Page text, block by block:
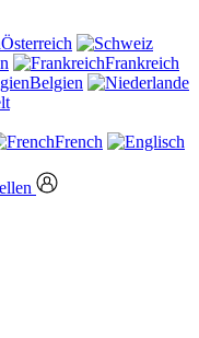
Österreich
Frankreich
Belgien
French